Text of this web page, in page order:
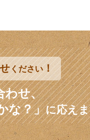
ください！
わせ、
な？」に応え